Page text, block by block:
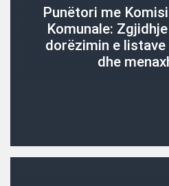
Punëtori me
Komunale:
dorëzimin e
dhe